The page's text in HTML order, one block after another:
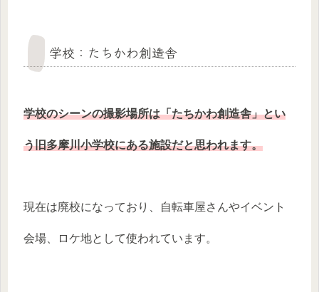
学校：たちかわ創造舎
学校のシーンの撮影場所は「たちかわ創造舎」とい
う旧多摩川小学校にある施設だと思われます。
現在は廃校になっており、自転車屋さんやイベント
会場、ロケ地として使われています。